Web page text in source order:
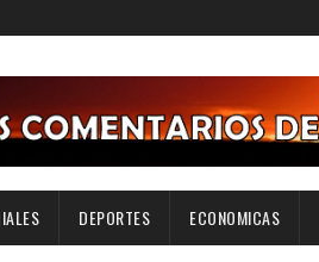
DEPORTES ECONOMICAS